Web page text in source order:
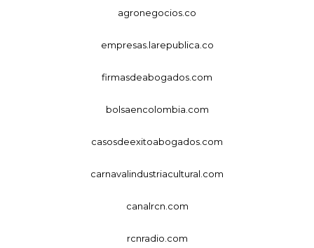
agronegocios.co
empresas.larepublica.co
firmasdeabogados.com
bolsaencolombia.com
casosdeexitoabogados.com
carnavalindustriacultural.com
canalrcn.com
rcnradio.com